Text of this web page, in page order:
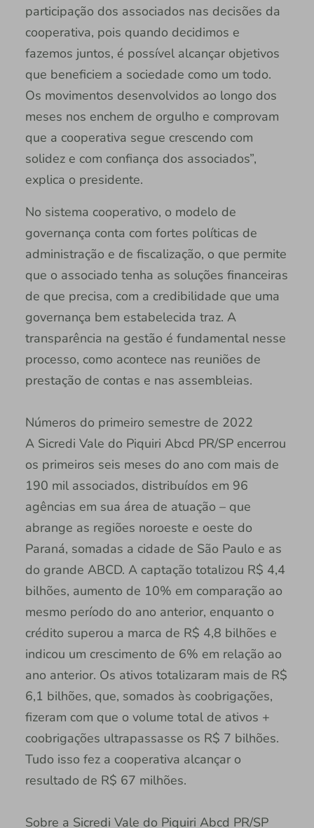
participação dos associados nas decisões da
cooperativa, pois quando decidimos e
fazemos juntos, é possível alcançar objetivos
que beneficiem a sociedade como um todo.
Os movimentos desenvolvidos ao longo dos
meses nos enchem de orgulho e comprovam
que a cooperativa segue crescendo com
solidez e com confiança dos associados”,
explica o presidente.
No sistema cooperativo, o modelo de
governança conta com fortes políticas de
administração e de fiscalização, o que permite
que o associado tenha as soluções financeiras
de que precisa, com a credibilidade que uma
governança bem estabelecida traz. A
transparência na gestão é fundamental nesse
processo, como acontece nas reuniões de
prestação de contas e nas assembleias.
Números do primeiro semestre de 2022
A Sicredi Vale do Piquiri Abcd PR/SP encerrou
os primeiros seis meses do ano com mais de
190 mil associados, distribuídos em 96
agências em sua área de atuação – que
abrange as regiões noroeste e oeste do
Paraná, somadas a cidade de São Paulo e as
do grande ABCD. A captação totalizou R$ 4,4
bilhões, aumento de 10% em comparação ao
mesmo período do ano anterior, enquanto o
crédito superou a marca de R$ 4,8 bilhões e
indicou um crescimento de 6% em relação ao
ano anterior. Os ativos totalizaram mais de R$
6,1 bilhões, que, somados às coobrigações,
fizeram com que o volume total de ativos +
coobrigações ultrapassasse os R$ 7 bilhões.
Tudo isso fez a cooperativa alcançar o
resultado de R$ 67 milhões.
Sobre a Sicredi Vale do Piquiri Abcd PR/SP